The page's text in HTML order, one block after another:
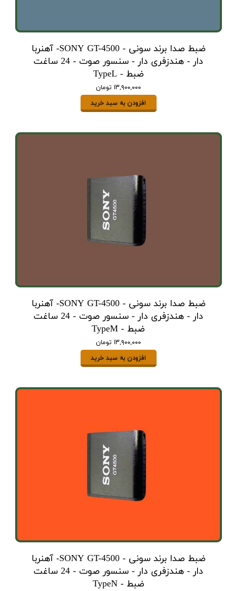
ضبط صدا برند سونی - SONY GT-4500- آهنربا
دار - هندزفری دار - سنسور صوت - 24 ساغت
ضبط - TypeL
۱۳,۹۰۰,۰۰۰ تومان
افزودن به سبد خرید
ضبط صدا برند سونی - SONY GT-4500- آهنربا
دار - هندزفری دار - سنسور صوت - 24 ساغت
ضبط - TypeM
۱۳,۹۰۰,۰۰۰ تومان
افزودن به سبد خرید
ضبط صدا برند سونی - SONY GT-4500- آهنربا
دار - هندزفری دار - سنسور صوت - 24 ساغت
ضبط - TypeN